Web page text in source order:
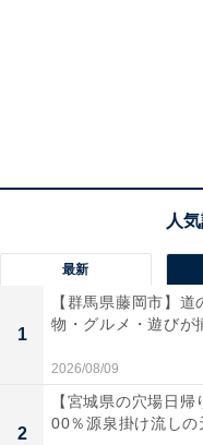
最新
1
【群馬県藤岡市】
物・グルメ・遊びが
2026/08/09
2
【宮城県の穴場日
00％源泉掛け流し